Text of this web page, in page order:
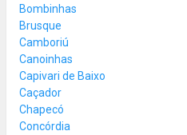
Bombinhas
Brusque
Camboriú
Canoinhas
Capivari de Baixo
Caçador
Chapecó
Concórdia